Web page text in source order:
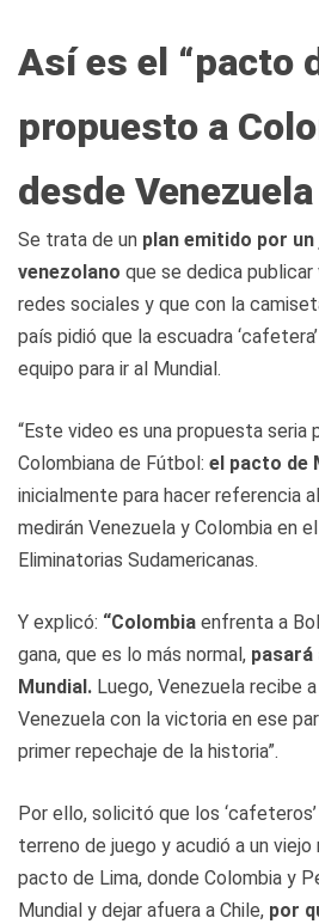
Así es el “pacto
propuesto a
desde Venezuela
Se trata de un plan emitido por
venezolano que se dedica
redes sociales y que con la
país pidió que la escuadra
equipo para ir al Mundial.
“Este video es una propuesta seria
Colombiana de Fútbol: el pacto de
inicialmente para hacer referencia
medirán Venezuela y Colombia en
Eliminatorias Sudamericanas.
Y explicó: “Colombia enfrenta a
gana, que es lo más normal, pasará
Mundial. Luego, Venezuela recibe
Venezuela con la victoria en ese
primer repechaje de la historia”.
Por ello, solicitó que los
terreno de juego y acudió a un
pacto de Lima, donde Colombia y
Mundial y dejar afuera a Chile, por